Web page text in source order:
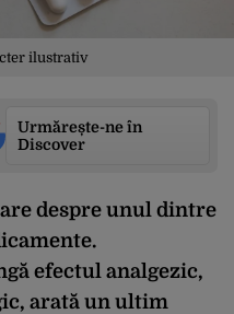
ilustrativ
Urmărește-ne în
Discover
despre unul dintre
efectul analgezic,
arată un ultim